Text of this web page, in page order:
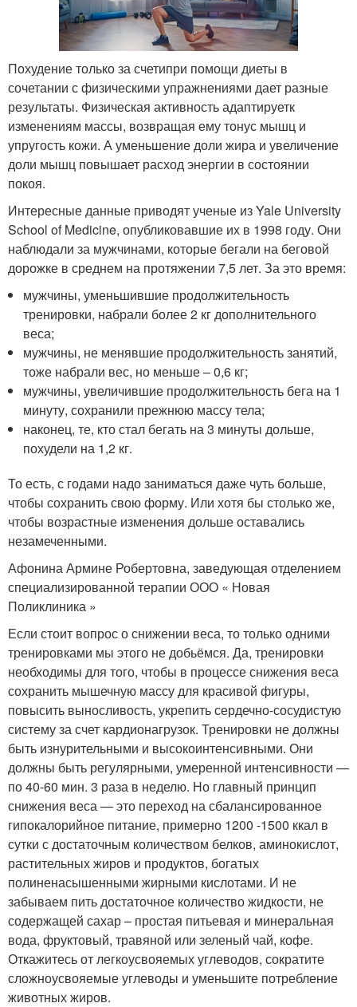
Похудение только за счетипри помощи диеты в
сочетании с физическими упражнениями дает разные
результаты. Физическая активность адаптируетк
изменениям массы, возвращая ему тонус мышц и
упругость кожи. А уменьшение доли жира и увеличение
доли мышц повышает расход энергии в состоянии
покоя.
Интересные данные приводят ученые из Yale University
School of Medicine, опубликовавшие их в 1998 году. Они
наблюдали за мужчинами, которые бегали на беговой
дорожке в среднем на протяжении 7,5 лет. За это время:
мужчины, уменьшившие продолжительность
тренировки, набрали более 2 кг дополнительного
веса;
мужчины, не менявшие продолжительность занятий,
тоже набрали вес, но меньше – 0,6 кг;
мужчины, увеличившие продолжительность бега на 1
минуту, сохранили прежнюю массу тела;
наконец, те, кто стал бегать на 3 минуты дольше,
похудели на 1,2 кг.
То есть, с годами надо заниматься даже чуть больше,
чтобы сохранить свою форму. Или хотя бы столько же,
чтобы возрастные изменения дольше оставались
незамеченными.
Афонина Армине Робертовна, заведующая отделением
специализированной терапии ООО « Новая
Поликлиника »
Если стоит вопрос о снижении веса, то только одними
тренировками мы этого не добьёмся. Да, тренировки
необходимы для того, чтобы в процессе снижения веса
сохранить мышечную массу для красивой фигуры,
повысить выносливость, укрепить сердечно-сосудистую
систему за счет кардионагрузок. Тренировки не должны
быть изнурительными и высокоинтенсивными. Они
должны быть регулярными, умеренной интенсивности —
по 40-60 мин. 3 раза в неделю. Но главный принцип
снижения веса — это переход на сбалансированное
гипокалорийное питание, примерно 1200 -1500 ккал в
сутки с достаточным количеством белков, аминокислот,
растительных жиров и продуктов, богатых
полиненасышенными жирными кислотами. И не
забываем пить достаточное количество жидкости, не
содержащей сахар – простая питьевая и минеральная
вода, фруктовый, травяной или зеленый чай, кофе.
Откажитесь от легкоусвояемых углеводов, сократите
сложноусвояемые углеводы и уменьшите потребление
животных жиров.